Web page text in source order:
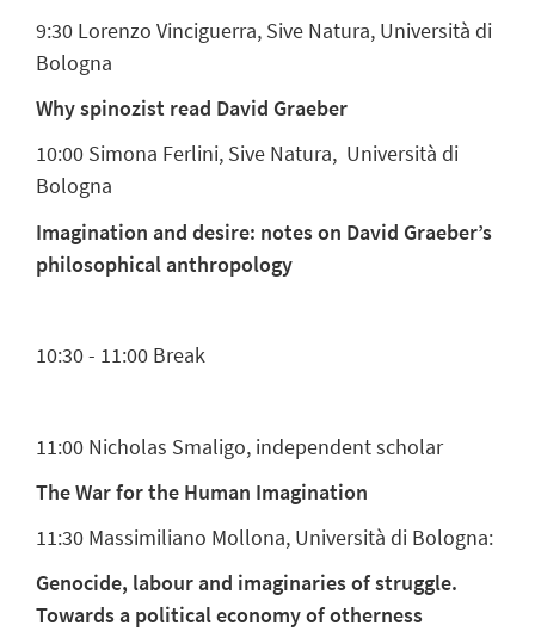
9:30 Lorenzo Vinciguerra, Sive Natura, Università di
Bologna
Why spinozist read David Graeber
10:00 Simona Ferlini, Sive Natura, Università di
Bologna
Imagination and desire: notes on David Graeber’s
philosophical anthropology
10:30 - 11:00 Break
11:00 Nicholas Smaligo, independent scholar
The War for the Human Imagination
11:30 Massimiliano Mollona, Università di Bologna:
Genocide, labour and imaginaries of struggle.
Towards a political economy of otherness